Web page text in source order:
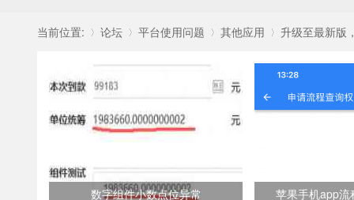
当前位置: 论坛 平台使用问题
›
其他应用
›
升级至最新版
数字组件小数点位异常 苹果手机app流